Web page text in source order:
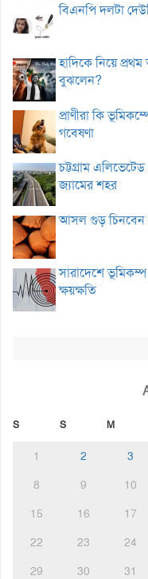
বিএনপি দলটা
হাদিকে নিয়ে
বুঝলেন?
প্রাণীরা কি
গবেষণা
চট্টগ্রাম
জ্যামের শহর
আসল গুড় চিনবেন
সারাদেশে
ক্ষয়ক্ষতি
S S M
1 2 3
8
9 10
15
16 17
22
23 24
29
30
31